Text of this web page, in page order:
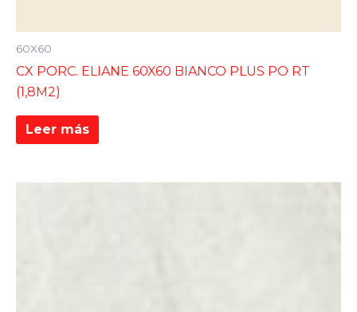
60X60
CX PORC. ELIANE 60X60 BIANCO PLUS PO RT
(1,8M2)
Leer más